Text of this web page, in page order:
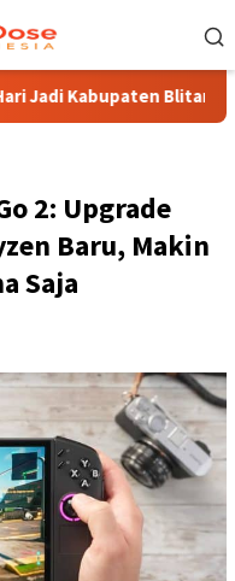
Blitar 702, Ketua DPRD
2: Upgrade
Baru, Makin
Saja